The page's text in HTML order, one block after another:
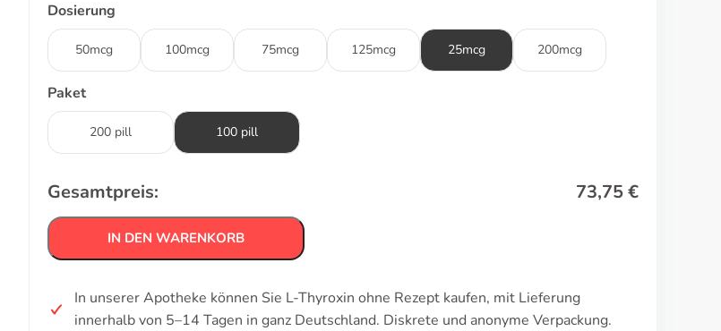
Dosierung
50mcg 100mcg 75mcg 125mcg 25mcg 200mcg
Paket
200 pill 100 pill
Gesamtpreis: 73,75€
IN DEN WARENKORB
In unserer Apotheke können Sie L-Thyroxin ohne Rezept kaufen, mit Lieferung
innerhalb von 5–14 Tagen in ganz Deutschland. Diskrete und anonyme Verpackung.